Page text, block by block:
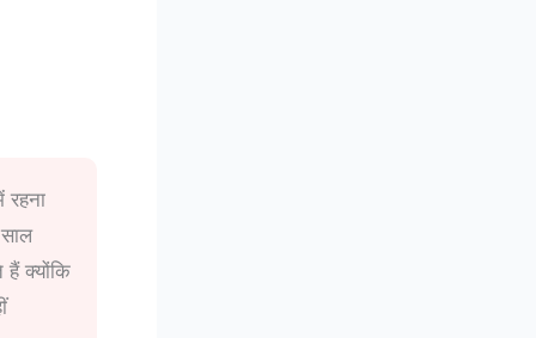
क्योंकि